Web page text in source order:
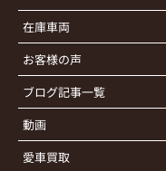
在庫車両
お客様の声
ブログ記事一覧
動画
愛車買取